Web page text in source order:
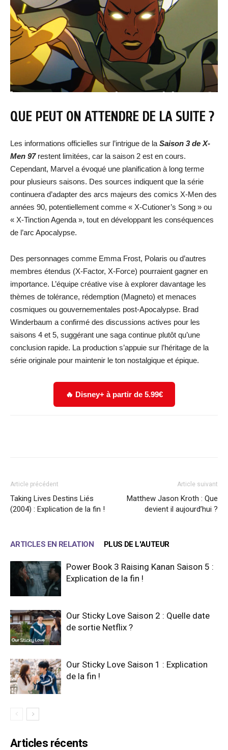
QUE PEUT ON ATTENDRE DE LA SUITE ?
Les informations officielles sur l’intrigue de la Saison 3 de X-
Men 97restent limitées, car la saison 2 est en cours.
Cependant, Marvel a évoqué une planification à long terme
pour plusieurs saisons. Des sources indiquent que la série
continuera d’adapter des arcs majeurs des comics X-Men des
années 90, potentiellement comme « X-Cutioner’s Song » ou
« X-Tinction Agenda », tout en développant les conséquences
de l’arc Apocalypse.
Des personnages comme Emma Frost, Polaris ou d’autres
membres étendus (X-Factor, X-Force) pourraient gagner en
importance. L’équipe créative vise à explorer davantage les
thèmes de tolérance, rédemption (Magneto) et menaces
cosmiques ou gouvernementales post-Apocalypse. Brad
Winderbaum a confirmé des discussions actives pour les
saisons 4 et 5, suggérant une saga continue plutôt qu’une
conclusion rapide. La production s’appuie sur l’héritage de la
série originale pour maintenir le ton nostalgique et épique.
🔥 Disney+ à partir de 5.99€
Article précédent
Taking Lives Destins Liés
(2004) : Explication de la fin !
Article suivant
Matthew Jason Kroth : Que
devient il aujourd’hui ?
ARTICLES EN RELATION PLUS DE L'AUTEUR
Power Book 3 Raising Kanan Saison 5 :
Explication de la fin !
Our Sticky Love Saison 2 : Quelle date
de sortie Netflix ?
Our Sticky Love Saison 1 : Explication
de la fin !
Articles récents